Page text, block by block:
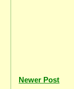
Newer Post